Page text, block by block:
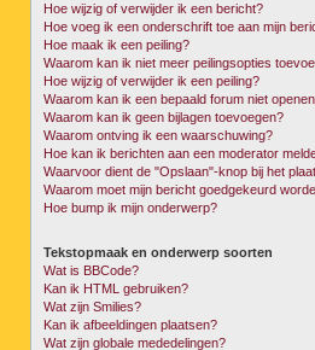
Hoe wijzig of verwijder ik een bericht?
Hoe voeg ik een onderschrift toe aan mijn
Hoe maak ik een peiling?
Waarom kan ik niet meer peilingsopties
Hoe wijzig of verwijder ik een peiling?
Waarom kan ik een bepaald forum niet
Waarom kan ik geen bijlagen toevoegen?
Waarom ontving ik een waarschuwing?
Hoe kan ik berichten aan een moderator
Waarvoor dient de "Opslaan"-knop bij het
Waarom moet mijn bericht goedgekeurd
Hoe bump ik mijn onderwerp?
Tekstopmaak en onderwerp soorten
Wat is BBCode?
Kan ik HTML gebruiken?
Wat zijn Smilies?
Kan ik afbeeldingen plaatsen?
Wat zijn globale mededelingen?